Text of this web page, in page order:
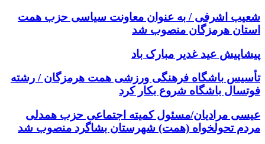
شعیب اشرفی / به عنوان معاونت سیاسی حزب همت
استان هرمزگان منصوب شد
پیشاپیش عید غدیر مبارک باد
تأسیس باشگاه فرهنگی ورزشی همت هرمزگان / رشته
فوتسال باشگاه شروع بکار کرد
عیسی مرادیان/مسئول کمیته اجتماعی حزب همدلی
مردم تحولخواه (همت) شهرستان بشاگرد منصوب شد